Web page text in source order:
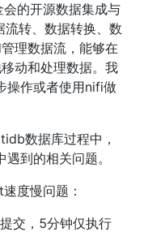
的开源数据集成与
转、数据转换、数
理数据流，能够在
动和处理数据。我
操作或者使用nifi做
数据库过程中，
到的相关问题。
度慢问题：
交，5分钟仅执行